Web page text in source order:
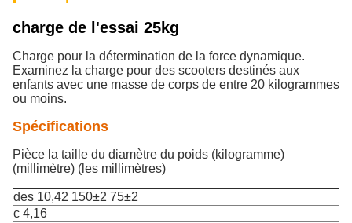
charge de l'essai 25kg
Charge pour la détermination de la force dynamique.
Examinez la charge pour des scooters destinés aux
enfants avec une masse de corps de entre 20 kilogrammes
ou moins.
Spécifications
Pièce la taille du diamètre du poids (kilogramme)
(millimètre) (les millimètres)
des 10,42 150±2 75±2
c 4,16